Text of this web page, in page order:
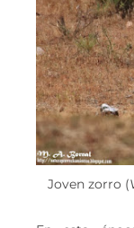
Joven zorro (